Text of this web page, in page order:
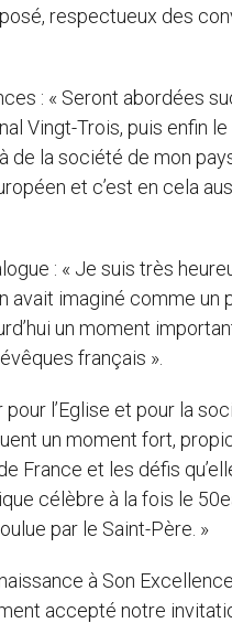
respectueux des
: « Seront abordées
Vingt-Trois, puis enfin
de la société de mon
et c’est en cela
: « Je suis très
avait imaginé comme
un moment
français ».
l’Eglise et pour la
un moment fort,
France et les défis
célèbre à la fois le
par le Saint-Père. »
à Son
accepté notre